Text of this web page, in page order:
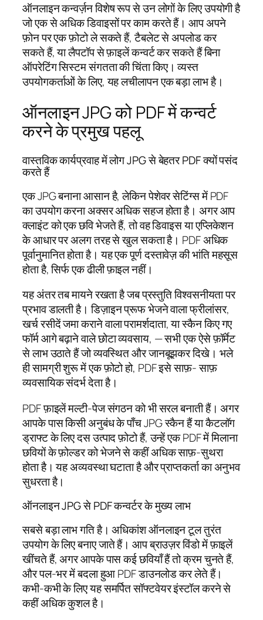
ऑनलाइन कन्वर्ज़न विशेष रूप से उन लोगों के लिए उपयोगी है
जो एक से अधिक डिवाइसों पर काम करते हैं। आप अपने
फ़ोन पर एक फ़ोटो ले सकते हैं, टैबलेट से अपलोड कर
सकते हैं, या लैपटॉप से फ़ाइलें कन्वर्ट कर सकते हैं बिना
ऑपरेटिंग सिस्टम संगतता की चिंता किए। व्यस्त
उपयोगकर्ताओं के लिए, यह लचीलापन एक बड़ा लाभ है।
ऑनलाइन JPG को PDF में कन्वर्ट
करने के प्रमुख पहलू
वास्तविक कार्यप्रवाह में लोग JPG से बेहतर PDF क्यों पसंद
करते हैं
एक JPG बनाना आसान है, लेकिन पेशेवर सेटिंग्स में PDF
का उपयोग करना अक्सर अधिक सहज होता है। अगर आप
क्लाइंट को एक छवि भेजते हैं, तो वह डिवाइस या एप्लिकेशन
के आधार पर अलग तरह से खुल सकता है। PDF अधिक
पूर्वानुमानित होता है। यह एक पूर्ण दस्तावेज़ की भांति महसूस
होता है, सिर्फ एक ढीली फ़ाइल नहीं।
यह अंतर तब मायने रखता है जब प्रस्तुति विश्वसनीयता पर
प्रभाव डालती है। डिज़ाइन प्रूफ भेजने वाला फ्रीलांसर,
खर्च रसीदें जमा कराने वाला परामर्शदाता, या स्कैन किए गए
फॉर्म आगे बढ़ाने वाले छोटा व्यवसाय, — सभी एक ऐसे फ़ॉर्मेट
से लाभ उठाते हैं जो व्यवस्थित और जानबूझकर दिखे। भले
ही सामग्री शुरू में एक फ़ोटो हो, PDF इसे साफ़- साफ़
व्यवसायिक संदर्भ देता है।
PDF फ़ाइलें मल्टी-पेज संगठन को भी सरल बनाती हैं। अगर
आपके पास किसी अनुबंध के पाँच JPG स्कैन हैं या कैटलॉग
ड्राफ्ट के लिए दस उत्पाद फ़ोटो हैं, उन्हें एक PDF में मिलाना
छवियों के फ़ोल्डर को भेजने से कहीं अधिक साफ़-सुथरा
होता है। यह अव्यवस्था घटाता है और प्राप्तकर्ता का अनुभव
सुधरता है।
ऑनलाइन JPG से PDF कन्वर्टर के मुख्य लाभ
सबसे बड़ा लाभ गति है। अधिकांश ऑनलाइन टूल तुरंत
उपयोग के लिए बनाए जाते हैं। आप ब्राउज़र विंडो में फ़ाइलें
खींचते हैं, अगर आपके पास कई छवियाँ हैं तो क्रम चुनते हैं,
और पल-भर में बदला हुआ PDF डाउनलोड कर लेते हैं।
कभी-कभी के लिए यह समर्पित सॉफ्टवेयर इंस्टॉल करने से
कहीं अधिक कुशल है।